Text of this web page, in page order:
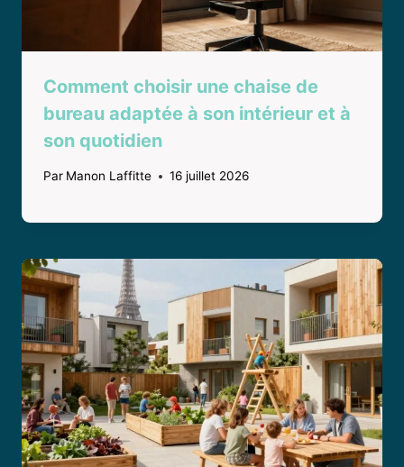
Comment choisir une chaise de
bureau adaptée à son intérieur et à
son quotidien
Par Manon Laffitte 16 juillet 2026